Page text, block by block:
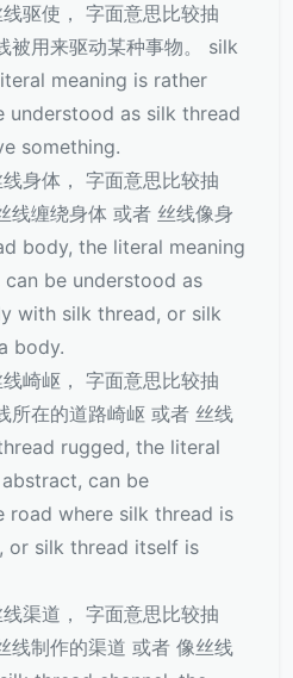
驱使， 字面意思比较抽
被用来驱动某种事物。 silk
meaning is rather
understood as silk thread
something.
身体， 字面意思比较抽
线缠绕身体 或者 丝线像身
body, the literal meaning
be understood as
with silk thread, or silk
body.
崎岖， 字面意思比较抽
所在的道路崎岖 或者 丝线
rugged, the literal
can be
road where silk thread is
or silk thread itself is
渠道， 字面意思比较抽
线制作的渠道 或者 像丝线